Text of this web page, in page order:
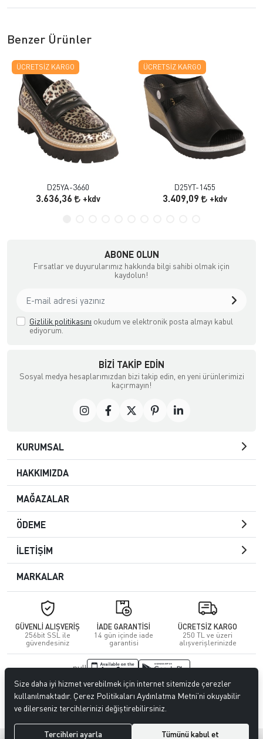
Benzer Ürünler
ÜCRETSIZ KARGO
D25YA-3660
3.636,36 +kdv
ÜCRETSIZ KARGO
D25YT-1455
3.409,09 +kdv
ABONE OLUN
Fırsatlar ve duyurularımız hakkında bilgi sahibi olmak için
kaydolun!
Gizlilik politikasını okudum ve elektronik posta almayı kabul
ediyorum.
BIZI TAKIP EDIN
Sosyal medya hesaplarımızdan bizi takip edin, en yeni ürünlerimizi
kaçırmayın!
KURUMSAL
HAKKIMIZDA
MAĞAZALAR
ÖDEME
İLETİŞİM
MARKALAR
GÜVENLİ ALIŞVERİŞ
256bit SSL ile
güvendesiniz
İADE GARANTİSİ
14 gün içinde iade
garantisi
ÜCRETSİZ KARGO
250 TL ve üzeri
alışverişlerinizde
null
© 2023CENGİZ DERİ. Tüm hakları saklıdır.
Hipotenüs ®Yeni Nesil E-Ticaret Sistemleri ile Hazırlanmıştır.
Size daha iyi hizmet verebilmek için internet sitemizde çerezler
kullanılmaktadır. Çerez Politikaları Aydınlatma Metni’ni okuyabilir
ve dilerseniz tercihlerinizi değiştirebilirsiniz.
Tercihleri ayarla Tümünü kabul et